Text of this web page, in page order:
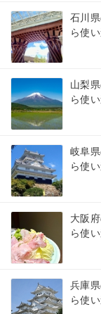
石川
ら使
山梨
ら使
岐阜
ら使
大阪
ら使
兵庫
ら使